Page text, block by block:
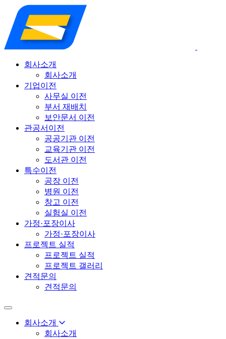
회사소개
회사소개
기업이전
사무실 이전
부서 재배치
보안문서 이전
관공서이전
공공기관 이전
교육기관 이전
도서관 이전
특수이전
공장 이전
병원 이전
창고 이전
실험실 이전
가정·포장이사
가정·포장이사
프로젝트 실적
프로젝트 실적
프로젝트 갤러리
견적문의
견적문의
회사소개
회사소개